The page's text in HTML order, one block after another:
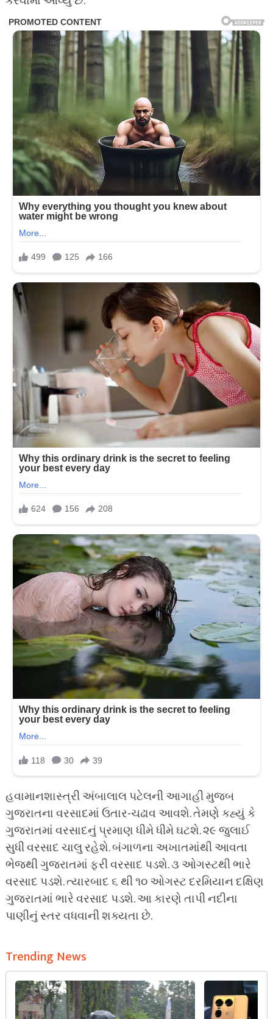
હવામાનશાસ્ત્રી અંબાલાલ પટેલની આગાહી મુજબ
ગુજરાતના વરસાદમાં ઉતાર-ચઢાવ આવશે. તેમણે કહ્યું કે
ગુજરાતમાં વરસાદનું પ્રમાણ ધીમે ધીમે ઘટશે. ૨૯ જુલાઈ
સુધી વરસાદ ચાલુ રહેશે. બંગાળના અખાતમાંથી આવતા
ભેજથી ગુજરાતમાં ફરી વરસાદ પડશે. ૩ ઓગસ્ટથી ભારે
વરસાદ પડશે. ત્યારબાદ ૬ થી ૧૦ ઓગસ્ટ દરમિયાન દક્ષિણ
ગુજરાતમાં ભારે વરસાદ પડશે. આ કારણે તાપી નદીના
પાણીનું સ્તર વધવાની શક્યતા છે.
Trending News